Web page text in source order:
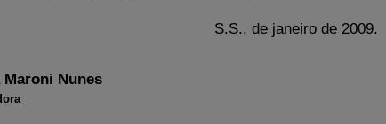
S.S., de janeiro de 2009.
Maroni Nunes